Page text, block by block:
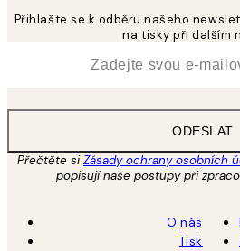
Přihlašte se k odběru našeho
na tisky při dalším
ODESLAT
Přečtěte siZásady ochrany osobních
popisují naše postupy při
O nás
Tisk